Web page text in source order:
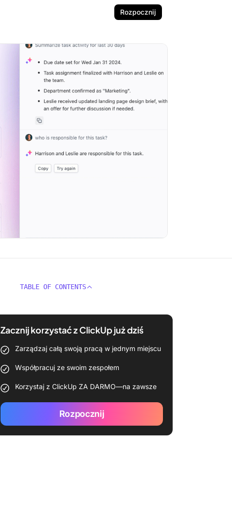
Rozpocznij
TABLE OF CONTENTS
Zacznij korzystać z ClickUp już dziś
Zarządzaj całą swoją pracą w jednym miejscu
Współpracuj ze swoim zespołem
Korzystaj z ClickUp ZA DARMO—na zawsze
Rozpocznij